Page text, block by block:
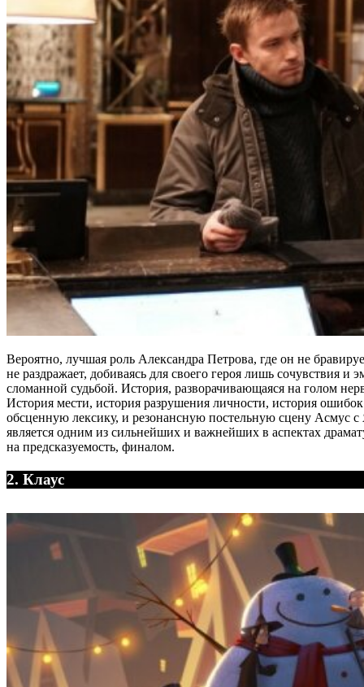
Вероятно, лучшая роль Александра Петрова, где он не
не раздражает, добиваясь для своего героя лишь сочувствия
сломанной судьбой. История, разворачивающаяся на голом
История мести, история разрушения личности, история
обсценную лексику, и резонансную постельную сцену Асмус
является одним из сильнейших и важнейших в аспектах
на предсказуемость, финалом.
2. Клаус